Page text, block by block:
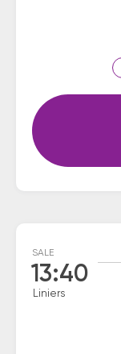
SALE
13:40
Liniers